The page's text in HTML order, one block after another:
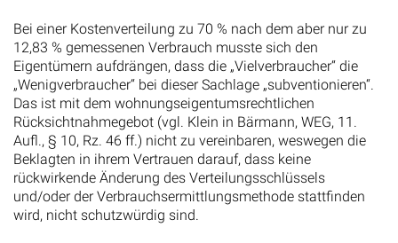
Bei einer Kostenverteilung zu 70 % nach dem aber nur zu
12,83 % gemessenen Verbrauch musste sich den
Eigentümern aufdrängen, dass die „Vielverbraucher“ die
„Wenigverbraucher“ bei dieser Sachlage „subventionieren“.
Das ist mit dem wohnungseigentumsrechtlichen
Rücksichtnahmegebot (vgl. Klein in Bärmann, WEG, 11.
Aufl., § 10, Rz. 46 ff.) nicht zu vereinbaren, weswegen die
Beklagten in ihrem Vertrauen darauf, dass keine
rückwirkende Änderung des Verteilungsschlüssels
und/oder der Verbrauchsermittlungsmethode stattfinden
wird, nicht schutzwürdig sind.